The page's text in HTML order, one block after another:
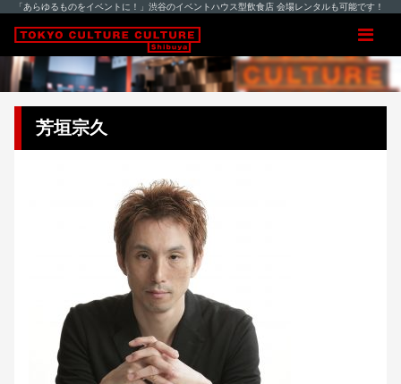
「あらゆるものをイベントに！」渋谷のイベントハウス型飲食店 会場レンタルも可能です！
芳垣宗久